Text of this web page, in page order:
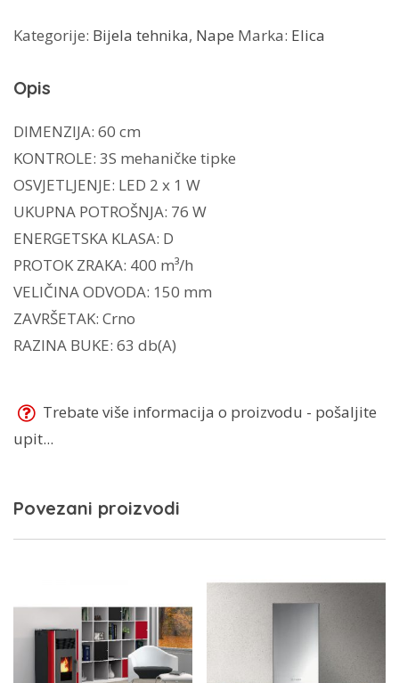
BL/A/60
Kategorije: Bijela tehnika, Nape Marka: Elica
Opis
DIMENZIJA: 60 cm
KONTROLE: 3S mehaničke tipke
OSVJETLJENJE: LED 2 x 1 W
UKUPNA POTROŠNJA: 76 W
ENERGETSKA KLASA: D
PROTOK ZRAKA: 400 m³/h
VELIČINA ODVODA: 150 mm
ZAVRŠETAK: Crno
RAZINA BUKE: 63 db(A)
Trebate više informacija o proizvodu - pošaljite
upit...
Povezani proizvodi